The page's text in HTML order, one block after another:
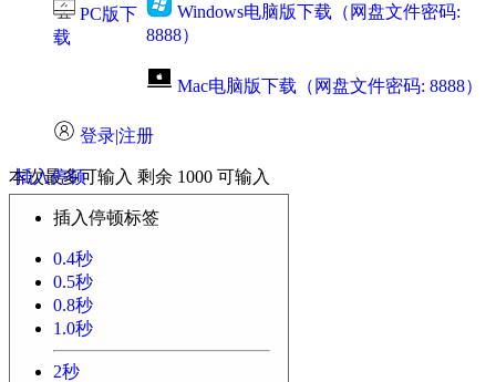
PC版下
载
Windows电脑版下载（网盘文件密码:
8888）
Mac电脑版下载（网盘文件密码: 8888）
登录|注册
本次最多可输入 剩余 1000 可输入
插入停顿
插入停顿标签
0.4秒
0.5秒
0.8秒
1.0秒
2秒